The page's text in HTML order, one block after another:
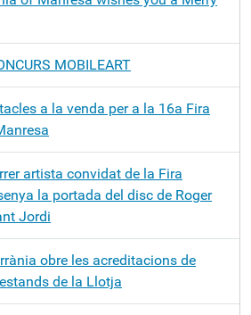
MOBILEART
a la venda per a la 16a Fira
artista convidat de la Fira
la portada del disc de Roger
Jordi
obre les acreditacions de
de la Llotja